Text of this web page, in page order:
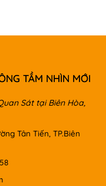
TẦM NHÌN MỚI
Sát tại Biên Hòa,
Tân Tiến, TP.Biên